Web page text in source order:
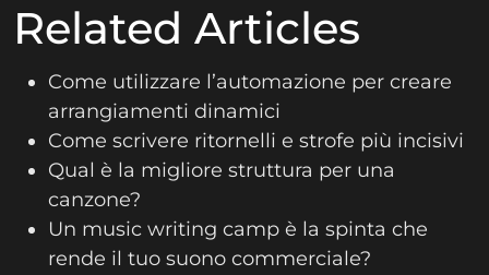
Related Articles
Come utilizzare l’automazione per creare
arrangiamenti dinamici
Come scrivere ritornelli e strofe più incisivi
Qual è la migliore struttura per una
canzone?
Un music writing camp è la spinta che
rende il tuo suono commerciale?